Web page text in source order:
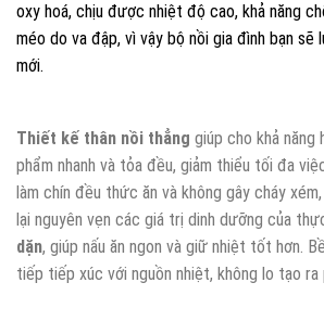
oxy hoá, chịu được nhiệt độ cao, khả năng
méo do va đập, vì vậy bộ nồi gia đình bạn sẽ
mới.
Thiết kế thân nồi thẳng giúp cho khả năng
phẩm nhanh và tỏa đều, giảm thiểu tối đa
làm chín đều thức ăn và không gây cháy
lại nguyên vẹn các giá trị dinh dưỡng của
dặn, giúp nấu ăn ngon và giữ nhiệt tốt hơn.
tiếp tiếp xúc với nguồn nhiệt, không lo tạo ra